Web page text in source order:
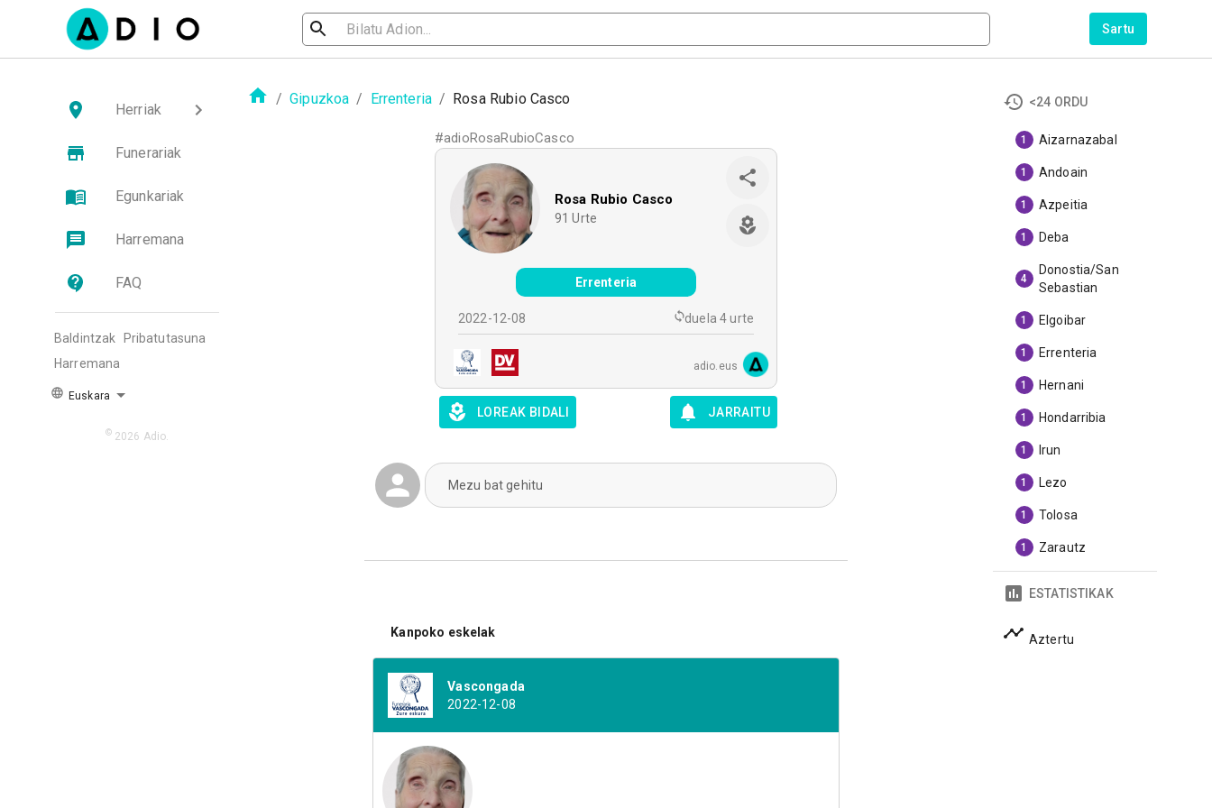
Sartu
Herriak
Funerariak
Egunkariak
Harremana
FAQ
Baldintzak
Pribatutasuna
Harremana
Euskara
© 2026 Adio.
/ Gipuzkoa / Errenteria / Rosa Rubio Casco
#adioRosaRubioCasco
Rosa Rubio Casco
91 Urte
Errenteria
2022-12-08 duela 4 urte
adio.eus
LOREAK BIDALI JARRAITU
Mezu bat gehitu
Kanpoko eskelak
Vascongada
2022-12-08
<24 ORDU
1 Aizarnazabal
1 Andoain
1 Azpeitia
1 Deba
4
Donostia/San
Sebastian
1 Elgoibar
1 Errenteria
1 Hernani
1 Hondarribia
1 Irun
1 Lezo
1 Tolosa
1 Zarautz
ESTATISTIKAK
Aztertu